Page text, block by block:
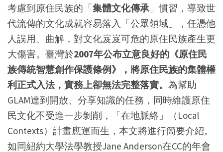
考慮到原住民族的「集體文化傳承 」慣習，導致世
代流傳的文化成就容易落入「公眾領域」，任憑他
人誤用、曲解，對文化岌岌可危的原住民族產生更
大傷害。臺灣於2007年公布立意良好的《原住民
族傳統智慧創作保護條例》，將原住民族的集體權
利正式入法，實務上卻無法完整落實。 為幫助
GLAM達到開放、分享知識的任務，同時維護原住
民文化不受進一步剝削，「在地脈絡」（Local
Contexts）計畫應運而生，本文將進行簡要介紹。
如同紐約大學法學教授Jane Anderson在CC的年會